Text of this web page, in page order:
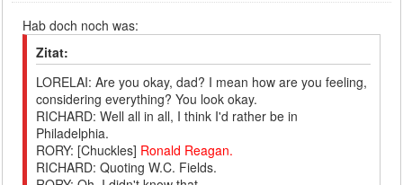
Hab doch noch was:
Zitat:
LORELAI: Are you okay, dad? I mean how are you feeling,
considering everything? You look okay.
RICHARD: Well all in all, I think I'd rather be in
Philadelphia.
RORY: [Chuckles] Ronald Reagan.
RICHARD: Quoting W.C. Fields.